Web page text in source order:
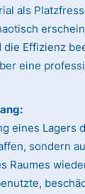
als
die Effizienz
eine
eines Lagers
sondern
Raumes